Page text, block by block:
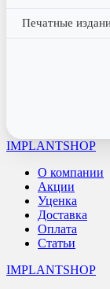
Печатные
IMPLANTSHOP
О компании
Акции
Уценка
Доставка
Оплата
Статьи
IMPLANTSHOP